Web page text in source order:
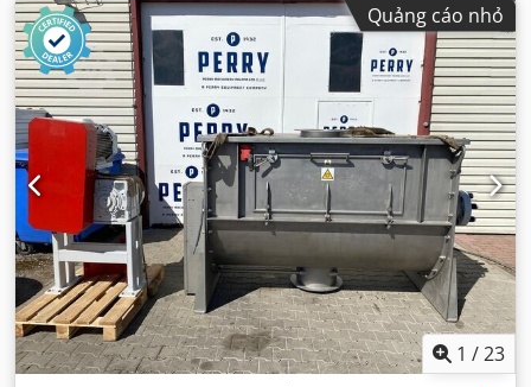
Quảng cáo nhỏ
1 /23